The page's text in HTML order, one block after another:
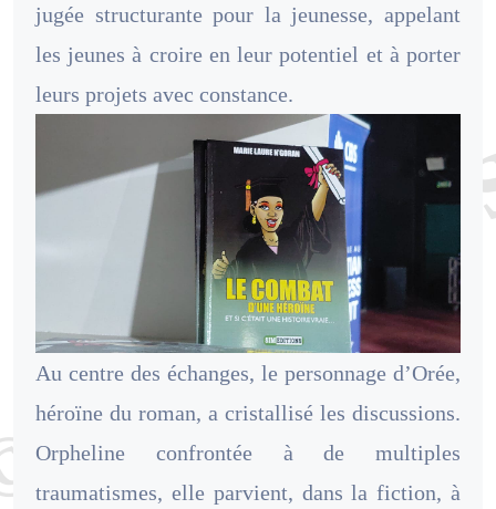
jugée structurante pour la jeunesse, appelant
les jeunes à croire en leur potentiel et à porter
leurs projets avec constance.
Au centre des échanges, le personnage d’Orée,
héroïne du roman, a cristallisé les discussions.
Orpheline confrontée à de multiples
traumatismes, elle parvient, dans la fiction, à